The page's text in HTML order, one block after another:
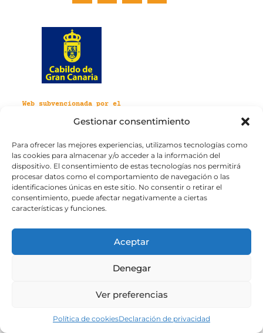
Gestionar consentimiento
Para ofrecer las mejores experiencias, utilizamos tecnologías como
las cookies para almacenar y/o acceder a la información del
dispositivo. El consentimiento de estas tecnologías nos permitirá
procesar datos como el comportamiento de navegación o las
identificaciones únicas en este sitio. No consentir o retirar el
consentimiento, puede afectar negativamente a ciertas
características y funciones.
Aceptar
Denegar
Ver preferencias
Política de cookiesDeclaración de privacidad
Web subvencionada por el
Aviso legalPolítica de privacidad
Política de cookies
Portal de transparenciaAccesibilidad